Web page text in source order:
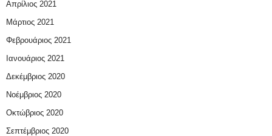
Απρίλιος 2021
Μάρτιος 2021
Φεβρουάριος 2021
Ιανουάριος 2021
Δεκέμβριος 2020
Νοέμβριος 2020
Οκτώβριος 2020
Σεπτέμβριος 2020